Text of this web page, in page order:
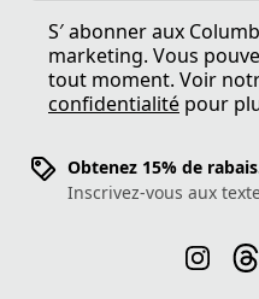
S′ abonner aux
marketing. Vous
tout moment. Voir
confidentialité pour
Obtenez 15% de
Inscrivez-vous aux